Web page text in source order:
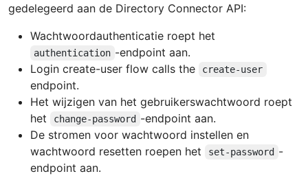
gedelegeerd aan de Directory Connector API:
Wachtwoordauthenticatie roept het
authentication -endpoint aan.
Login create-user flow calls the
create-user
endpoint.
Het wijzigen van het gebruikerswachtwoord roept
het
change-password -endpoint aan.
De stromen voor wachtwoord instellen en
wachtwoord resetten roepen het
set-password -
endpoint aan.